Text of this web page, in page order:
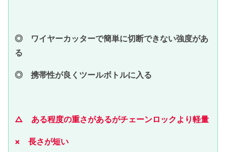
◎ ワイヤーカッターで簡単に切断できない強度があ
る
◎ 携帯性が良くツールボトルに入る
△ ある程度の重さがあるがチェーンロックより軽量
× 長さが短い